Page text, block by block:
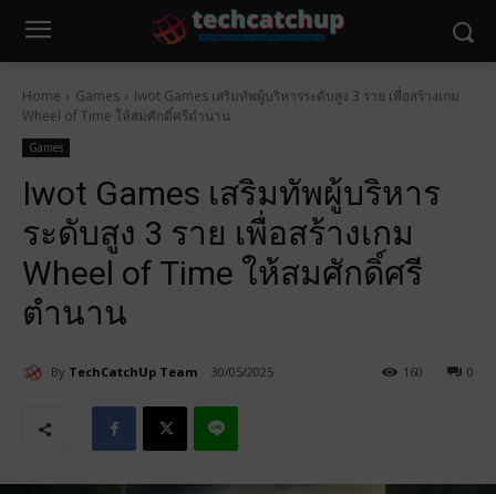
Home Games
Iwot Games เสริมทัพผู้บริหารระดับสูง 3 ราย เพื่อสร้างเกม
Wheel of Time ให้สมศักดิ์ศรีตำนาน
Games
Iwot Games เสริมทัพผู้บริหาร
ระดับสูง 3 ราย เพื่อสร้างเกม
Wheel of Time ให้สมศักดิ์ศรี
ตำนาน
By TechCatchUp Team 30/05/2025 0
160